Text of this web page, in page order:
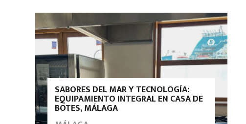
SABORES DEL MAR Y TECNOLOGÍA:
EQUIPAMIENTO INTEGRAL EN CASA DE
BOTES, MÁLAGA